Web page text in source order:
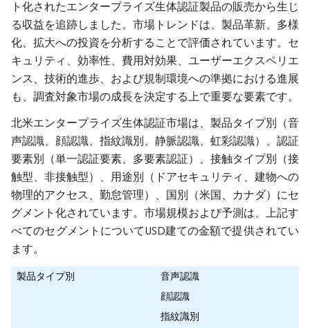
ト化されたエンタープライズ生体認証製品の販売から生じ
る収益を追跡しました。市場トレンドは、製品革新、多様
化、拡大への投資を分析することで評価されています。セ
キュリティ、効率性、費用対効果、ユーザーエクスペリエ
ンス、技術的進歩、および規制環境への準拠における進展
も、調査対象市場の成長を決定する上で重要な要素です。
北米エンタープライズ生体認証市場は、製品タイプ別（音
声認識、顔認識、指紋識別、静脈認識、虹彩認識）、認証
要素別（単一認証要素、多要素認証）、接触タイプ別（接
触型、非接触型）、用途別（ドアセキュリティ、建物への
物理的アクセス、勤怠管理）、国別（米国、カナダ）にセ
グメント化されています。市場規模および予測は、上記す
べてのセグメントについてUSD建ての金額で提供されてい
ます。
製品タイプ別
音声認識
顔認識
指紋識別